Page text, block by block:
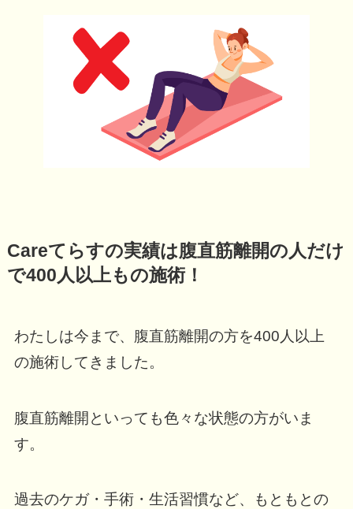
Careてらすの実績は腹直筋離開の人だけ
で400人以上もの施術！
わたしは今まで、腹直筋離開の方を400人以上
の施術してきました。
腹直筋離開といっても色々な状態の方がいま
す。
過去のケガ・手術・生活習慣など、もともとの